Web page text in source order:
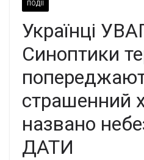
ПОДІЇ
Українці
Синоптики
страшенний
названо
ДАТИ